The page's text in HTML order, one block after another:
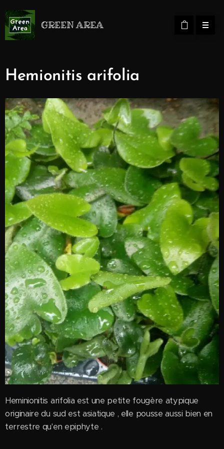
GREEN AREA
Hemionitis arifolia
Heminionitis arifolia est une petite fougère atypique
originaire du sud est asiatique , elle pousse aussi bien en
terrestre qu'en epiphyte .